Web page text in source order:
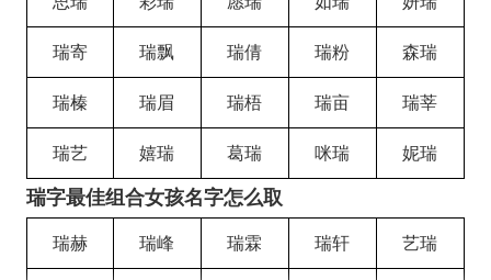
瑞寄 瑞飘 瑞倩 瑞粉 森瑞
瑞榛 瑞眉 瑞梧 瑞亩 瑞莘
瑞艺 嬉瑞 葛瑞 咪瑞 妮瑞
瑞字最佳组合女孩名字怎么取
瑞赫 瑞峰 瑞霖 瑞轩 艺瑞